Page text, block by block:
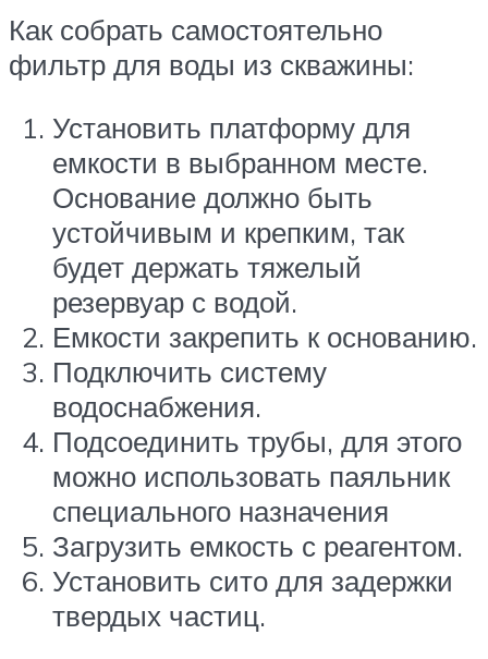
Как собрать самостоятельно
фильтр для воды из скважины:
Установить платформу для
емкости в выбранном месте.
Основание должно быть
устойчивым и крепким, так
будет держать тяжелый
резервуар с водой.
Емкости закрепить к основанию.
Подключить систему
водоснабжения.
Подсоединить трубы, для этого
можно использовать паяльник
специального назначения
Загрузить емкость с реагентом.
Установить сито для задержки
твердых частиц.